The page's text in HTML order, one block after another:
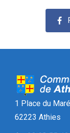
1 Place du
62223 Athies